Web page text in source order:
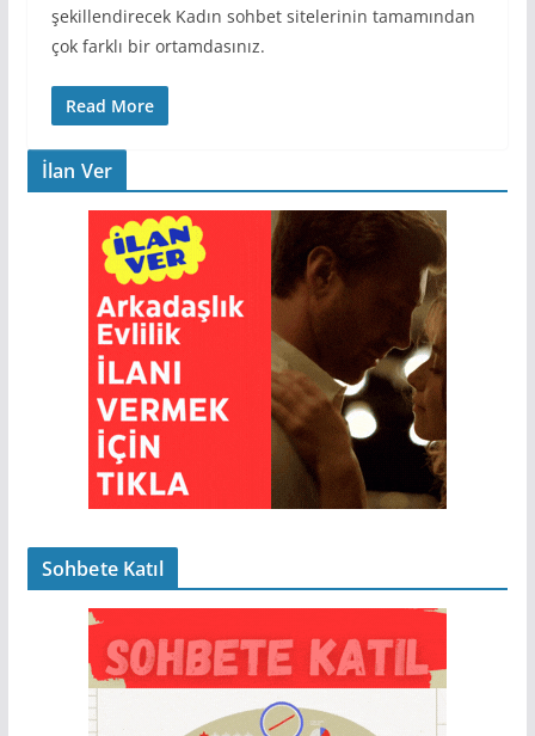
şekillendirecek Kadın sohbet sitelerinin tamamından
çok farklı bir ortamdasınız.
Read More
İlan Ver
Sohbete Katıl